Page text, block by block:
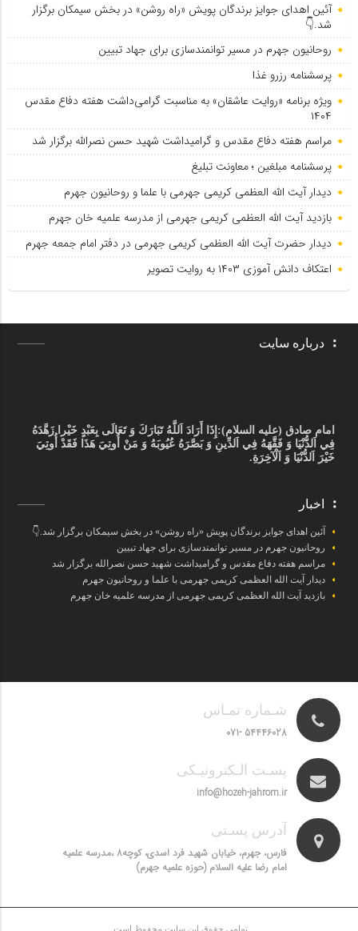
آئین اهدای جوایز برندگان پویش «راه روشن» در بخش سیمکان برگزار
شد.👇
روحانیون جهرم در مسیر توانمندسازی برای جهاد تبیین
پرسشنامه رزرو غذا
ویژه برنامه «روایت عاشقان» به مناسبت گرامی‌داشت هفته دفاع مقدس
۱۴۰۴
مراسم هفته دفاع مقدس و گرامیداشت شهید حسن نصرالله برگزار شد
پرسشنامه مبلغین ؛ معاونت تبلیغ
دیدار آیت الله العظمی کریمی جهرمی با علما و روحانیون جهرم
بازدید آیت الله العظمی کریمی جهرمی از مدرسه علمیه خان جهرم
دیدار حضرت آیت الله العظمی کریمی جهرمی در دفتر امام جمعه جهرم
اعتکاف دانش آموزی ۱۴۰۳ به روایت تصویر
درباره سایت
امام صادق (علیه السلام): إِذَا أَرَادَ اَللَّهُ تَبَارَكَ وَ تَعَالَى بِعَبْدٍ خَيْرا زَهَّدَهُ
فِي اَلدُّنْيَا وَ فَقَّهَهُ فِي اَلدِّينِ وَ بَصَّرَهُ عُيُوبَهُ وَ مَنْ أُوتِيَ هَذَا فَقَدْ أُوتِيَ
خَيْرَ اَلدُّنْيَا وَ اَلْآخِرَةِ.
اخبار
آئین اهدای جوایز برندگان پویش «راه روشن» در بخش سیمکان برگزار شد.👇
روحانیون جهرم در مسیر توانمندسازی برای جهاد تبیین
مراسم هفته دفاع مقدس و گرامیداشت شهید حسن نصرالله برگزار شد
دیدار آیت الله العظمی کریمی جهرمی با علما و روحانیون جهرم
بازدید آیت الله العظمی کریمی جهرمی از مدرسه علمیه خان جهرم
شـماره تمـاس
54446028 -071
پسـت الـکترونیـکی
info@hozeh-jahrom.ir
آدرس پسـتی
فارس، جهرم، خیابان شهید فرد اسدی، کوچه8 ،مدرسه علمیه
امام رضا علیه السلام (حوزه علمیه جهرم)
تمامی حقوق این سایت محفوظ است.